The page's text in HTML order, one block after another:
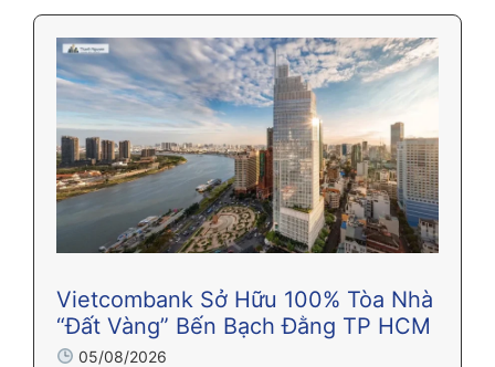
Vietcombank Sở Hữu 100% Tòa Nhà
“Đất Vàng” Bến Bạch Đằng TP HCM
05/08/2026